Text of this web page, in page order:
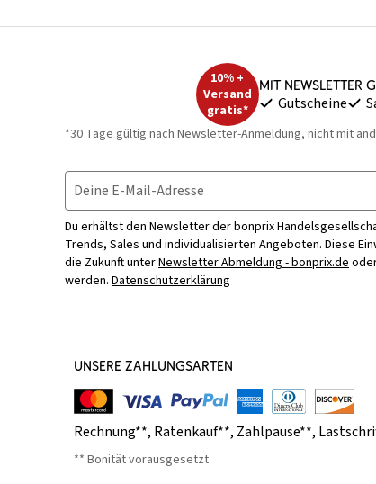
10% +
Versand
gratis*
Mit Newsletter
Gutscheine
*30 Tage gültig nach Newsletter-Anmeldung, nicht mit
Deine E-Mail-Adresse
Du erhältst den Newsletter der bonprix
Trends, Sales und individualisierten Angeboten. Diese
die Zukunft unterNewsletter Abmeldung - bonprix.de
werden. Datenschutzerklärung
UNSERE ZAHLUNGSARTEN
Rechnung**, Ratenkauf**, Zahlpause**,
** Bonität vorausgesetzt